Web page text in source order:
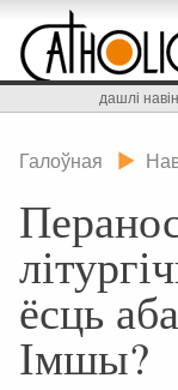
дашлі
Галоўная
ёсць
Імшы?